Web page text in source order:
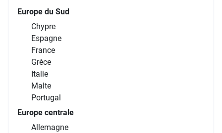
Europe du Sud
Chypre
Espagne
France
Grèce
Italie
Malte
Portugal
Europe centrale
Allemagne